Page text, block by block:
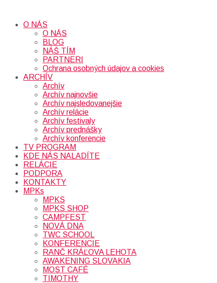
O NÁS
O NÁS
BLOG
NÁŠ TÍM
PARTNERI
Ochrana osobných údajov a cookies
ARCHÍV
Archív
Archív najnovšie
Archív najsledovanejšie
Archív relácie
Archív festivaly
Archív prednášky
Archív konferencie
TV PROGRAM
KDE NÁS NALADÍTE
RELÁCIE
PODPORA
KONTAKTY
MPKs
MPKS
MPKS SHOP
CAMPFEST
NOVÁ DNA
TWC SCHOOL
KONFERENCIE
RANČ KRÁĽOVA LEHOTA
AWAKENING SLOVAKIA
MOST CAFÉ
TIMOTHY